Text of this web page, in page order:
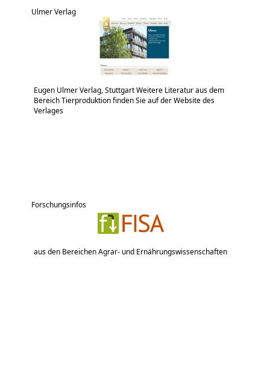
Ulmer Verlag
Eugen Ulmer Verlag, Stuttgart Weitere Literatur aus dem
Bereich Tierproduktion finden Sie auf der Website des
Verlages
Forschungsinfos
aus den Bereichen Agrar- und Ernährungswissenschaften